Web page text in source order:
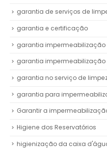
garantia de serviços de
garantia e certificação
garantia impermeabilização
garantia impermeabilização
garantia no serviço de
garantia para
Garantir a
Higiene dos Reservatórios
higienização da caixa